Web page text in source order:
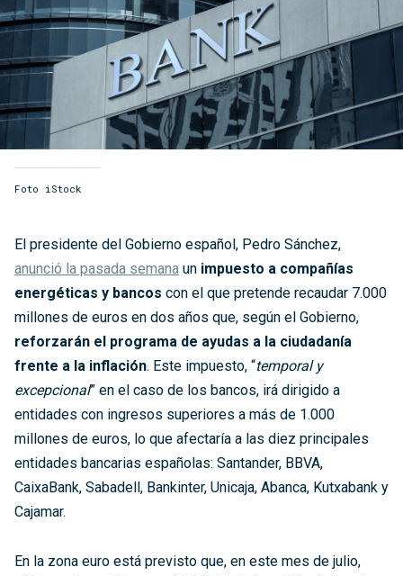
Foto iStock
El presidente del Gobierno español, Pedro Sánchez,
anunció la pasada semana un impuesto a compañías
energéticas y bancos con el que pretende recaudar 7.000
millones de euros en dos años que, según el Gobierno,
reforzarán el programa de ayudas a la ciudadanía
frente a la inflación. Este impuesto, “temporal y
excepcional” en el caso de los bancos, irá dirigido a
entidades con ingresos superiores a más de 1.000
millones de euros, lo que afectaría a las diez principales
entidades bancarias españolas: Santander, BBVA,
CaixaBank, Sabadell, Bankinter, Unicaja, Abanca, Kutxabank y
Cajamar.
En la zona euro está previsto que, en este mes de julio,